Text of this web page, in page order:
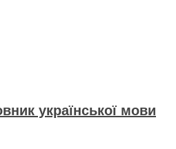
української мови